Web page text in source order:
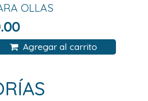
OLLAS
Agregar al carrito